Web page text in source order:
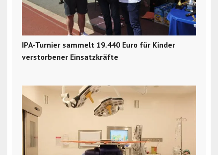
IPA-Turnier sammelt 19.440 Euro für Kinder
verstorbener Einsatzkräfte